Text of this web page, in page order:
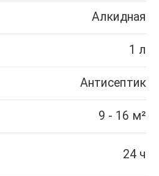
Алкидная
1 л
Антисептик
9 - 16 м²
24 ч